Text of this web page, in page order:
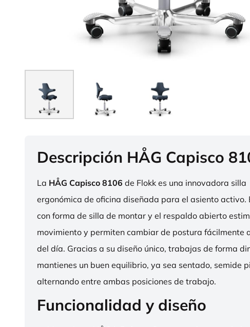
Descripción HÅG Capisco
La HÅG Capisco 8106 de Flokk es una innovadora silla
ergonómica de oficina diseñada para el asiento activo.
con forma de silla de montar y el respaldo abierto
movimiento y permiten cambiar de postura fácilmente
del día. Gracias a su diseño único, trabajas de forma
mantienes un buen equilibrio, ya sea sentado, semide
alternando entre ambas posiciones de trabajo.
Funcionalidad y diseño